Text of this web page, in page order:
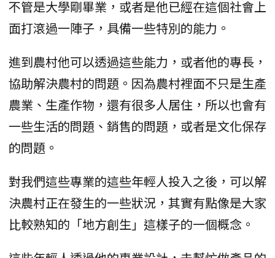
不管是大學剛畢業，或者是他已經在這個社會上
面打滾過一陣子，具備一些特別的能力。
進到農村他可以透過這些能力，或者他的專長，
協助解決農村的問題。因為農村裡面不只是生產
農業、生產作物，還有很多人居住，所以也會有
一些生活的問題、銷售的問題，或者是文化保存
的問題。
對我們這些專業的這些年輕人投入之後，可以解
決農村正在發生的一些狀況，其實有點像是大家
比較熟知的「地方創生」這樣子的一個概念。